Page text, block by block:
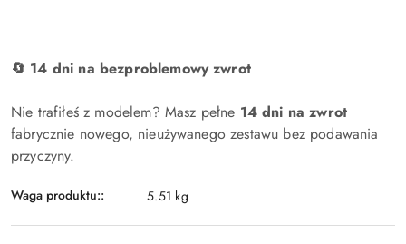
🔄 14 dni na bezproblemowy zwrot
Nie trafiłeś z modelem? Masz pełne 14 dni na zwrot
fabrycznie nowego, nieużywanego zestawu bez podawania
przyczyny.
Waga produktu:: 5.51 kg